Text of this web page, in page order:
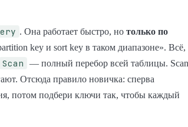
. Она работает быстро, но только по
key и sort key в таком диапазоне». Всё,
Scan
— полный перебор всей таблицы. Scan
Отсюда правило новичка: сперва
потом подбери ключи так, чтобы каждый